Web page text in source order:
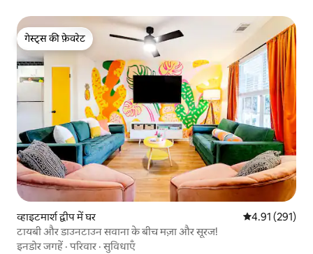
गेस्ट्स की फ़ेवरेट
गेस्ट्स की फ़ेवरेट
व्हाइटमार्श द्वीप में घर औसत रेटिंग 5 में से
4.91 (291)
टायबी और डाउनटाउन सवाना के बीच मज़ा और सूरज!
इनडोर जगहें ·परिवार ·सुविधाएँ